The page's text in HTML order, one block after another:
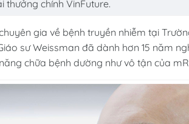
chính VinFuture.
gia về bệnh truyền nhiễm tại
sư Weissman đã dành hơn 15 năm
chữa bệnh dường như vô tận của